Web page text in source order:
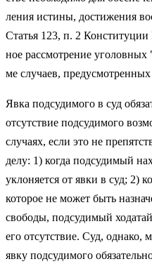
ления истины, достижения
Статья 123, п. 2 Конституции
ное рассмотрение уголовных
ме случаев,
Явка подсудимого в суд
отсутствие подсудимого
случаях, если это не
делу: 1) когда подсудимый
уклоняется от явки в суд; 2)
которое не может быть
свободы, подсудимый
его отсутствие. Суд, однако,
явку подсудимого